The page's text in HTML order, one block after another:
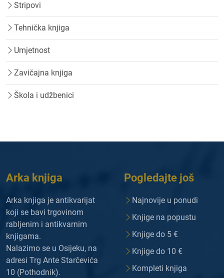
Stripovi
Tehnička knjiga
Umjetnost
Zavičajna knjiga
Škola i udžbenici
Arka knjiga
Arka knjiga je antikvarijat
koji se bavi trgovinom
rabljenim i antikvarnim
knjigama.
Nalazimo se u Osijeku, na
adresi Trg Ante Starčevića
10 (Pothodnik).
Pogledajte još
Najnovije u ponudi
Knjige na popustu
Knjige do 5 €
Knjige do 10 €
Kompleti knjiga